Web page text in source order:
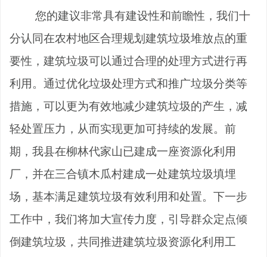
您的建议非常具有建设性和前瞻性，我们十
分认同在农村地区合理规划建筑垃圾堆放点的重
要性， 建筑垃圾可以通过合理的处理方式进行再
利用。通过优化垃圾处理方式和推广垃圾分类等
措施，可以更为有效地减少建筑垃圾的产生，减
轻处置压力，从而实现更加可持续的发展。 前
期，我县在柳林代家山已建成一座资源化利用
厂，并在三合镇木瓜村建成一处建筑垃圾填埋
场， 基本满足建筑垃圾有效利用和处置。 下一步
工作中，我们将加大宣传力度，引导群众定点倾
倒建筑垃圾，共同推进建筑垃圾资源化利用工